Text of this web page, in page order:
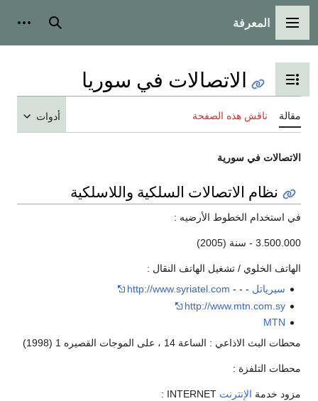
القائمة الرئيسية
المعرفة بحث
تبديل عرض جدول المحتويات
الاتصالات في سوريا
مقالة ناقش هذه الصفحة أدوات
الاتصالات في سورية
نظام الاتصالات السلكية واللاسلكية
في استخدام الخطوط الأرضيه :
3.500.000 - سنة (2005)
الهاتف الخلوي / تشغيل الهاتف النقال :
سيرياتل - - -
http://www.syriatel.com
http://www.mtn.com.sy
MTN
محطات البث الاذاعي : الساعة 14 ، على الموجات القصيره 1 (1998)
محطات التلفزة :
مزود خدمة الإنترنت